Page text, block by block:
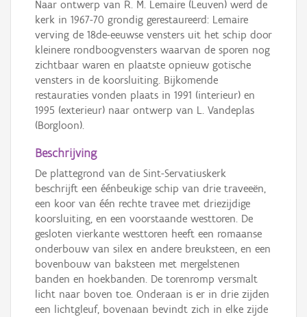
Naar ontwerp van R. M. Lemaire (Leuven) werd de
kerk in 1967-70 grondig gerestaureerd: Lemaire
verving de 18de-eeuwse vensters uit het schip door
kleinere rondboogvensters waarvan de sporen nog
zichtbaar waren en plaatste opnieuw gotische
vensters in de koorsluiting. Bijkomende
restauraties vonden plaats in 1991 (interieur) en
1995 (exterieur) naar ontwerp van L. Vandeplas
(Borgloon).
Beschrijving
De plattegrond van de Sint-Servatiuskerk
beschrijft een éénbeukige schip van drie traveeën,
een koor van één rechte travee met driezijdige
koorsluiting, en een voorstaande westtoren. De
gesloten vierkante westtoren heeft een romaanse
onderbouw van silex en andere breuksteen, en een
bovenbouw van baksteen met mergelstenen
banden en hoekbanden. De torenromp versmalt
licht naar boven toe. Onderaan is er in drie zijden
een lichtgleuf, bovenaan bevindt zich in elke zijde